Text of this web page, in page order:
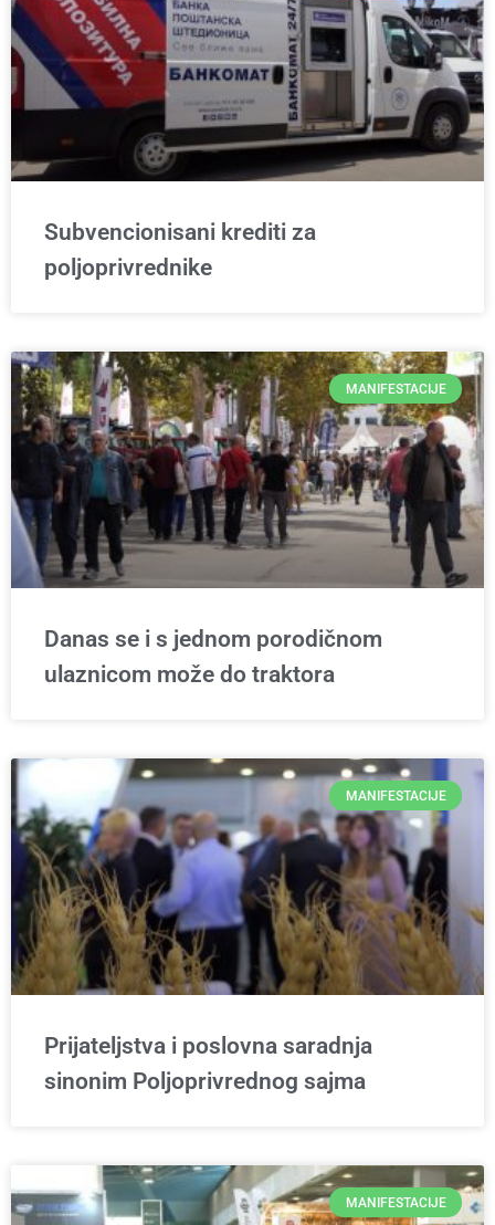
Subvencionisani krediti za
poljoprivrednike
MANIFESTACIJE
Danas se i s jednom porodičnom
ulaznicom može do traktora
MANIFESTACIJE
Prijateljstva i poslovna saradnja
sinonim Poljoprivrednog sajma
MANIFESTACIJE